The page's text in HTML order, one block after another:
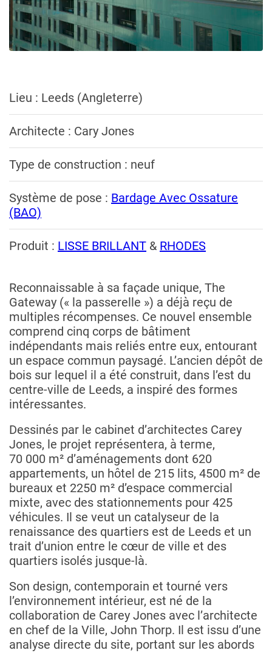
Lieu : Leeds (Angleterre)
Architecte : Cary Jones
Type de construction : neuf
Système de pose : Bardage Avec Ossature
(BAO)
Produit : LISSE BRILLANT & RHODES
Reconnaissable à sa façade unique, The
Gateway (« la passerelle ») a déjà reçu de
multiples récompenses. Ce nouvel ensemble
comprend cinq corps de bâtiment
indépendants mais reliés entre eux, entourant
un espace commun paysagé. L’ancien dépôt de
bois sur lequel il a été construit, dans l’est du
centre-ville de Leeds, a inspiré des formes
intéressantes.
Dessinés par le cabinet d’architectes Carey
Jones, le projet représentera, à terme,
70 000 m² d’aménagements dont 620
appartements, un hôtel de 215 lits, 4500 m² de
bureaux et 2250 m² d’espace commercial
mixte, avec des stationnements pour 425
véhicules. Il se veut un catalyseur de la
renaissance des quartiers est de Leeds et un
trait d’union entre le cœur de ville et des
quartiers isolés jusque-là.
Son design, contemporain et tourné vers
l’environnement intérieur, est né de la
collaboration de Carey Jones avec l’architecte
en chef de la Ville, John Thorp. Il est issu d’une
analyse directe du site, portant sur les abords